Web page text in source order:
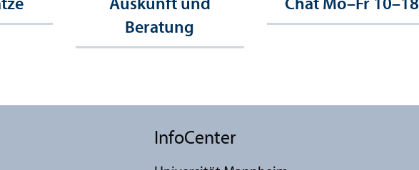
Auskunft und
Beratung
Chat Mo–Fr 10–18
InfoCenter